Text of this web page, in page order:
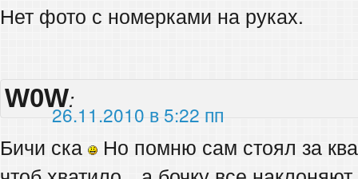
Нет фото с номерками на руках.
W0W:
26.11.2010 в 5:22 пп
Бичи ска
Но помню сам стоял за